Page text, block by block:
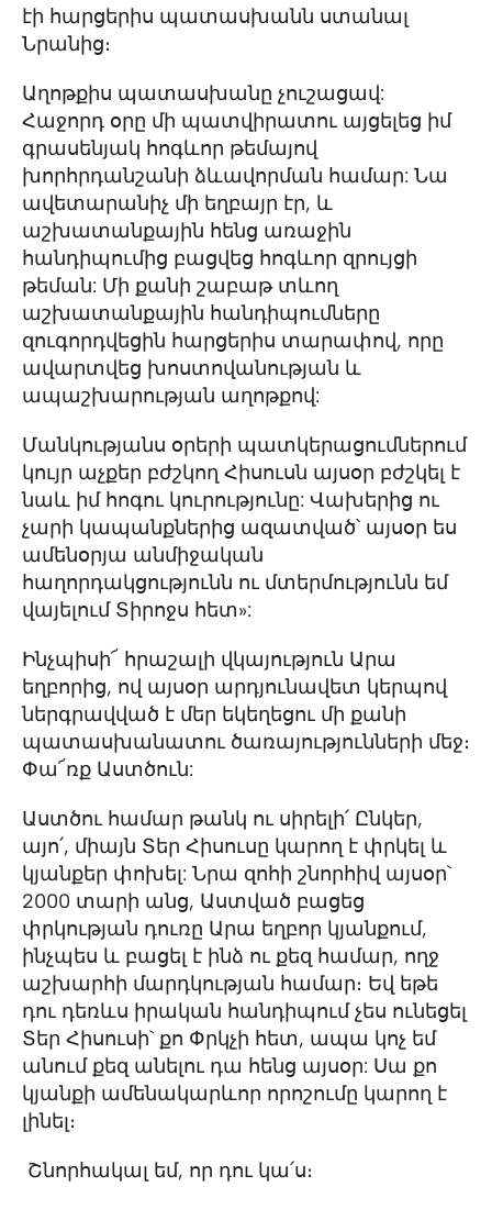
էի հարցերիս պատասխանն ստանալ
Նրանից։
Աղոթքիս պատասխանը չուշացավ:
Հաջորդ օրը մի պատվիրատու այցելեց իմ
գրասենյակ հոգևոր թեմայով
խորհրդանշանի ձևավորման համար: Նա
ավետարանիչ մի եղբայր էր, և
աշխատանքային հենց առաջին
հանդիպումից բացվեց հոգևոր զրույցի
թեման: Մի քանի շաբաթ տևող
աշխատանքային հանդիպումները
զուգորդվեցին հարցերիս տարափով, որը
ավարտվեց խոստովանության և
ապաշխարության աղոթքով:
Մանկությանս օրերի պատկերացումներում
կույր աչքեր բժշկող Հիսուսն այսօր բժշկել է
նաև իմ հոգու կուրությունը: Վախերից ու
չարի կապանքներից ազատված՝ այսօր ես
ամենօրյա անմիջական
հաղորդակցությունն ու մտերմությունն եմ
վայելում Տիրոջս հետ»:
Ինչպիսի՜ հրաշալի վկայություն Արա
եղբորից, ով այսօր արդյունավետ կերպով
ներգրավված է մեր եկեղեցու մի քանի
պատասխանատու ծառայությունների մեջ։
Փա՜ռք Աստծուն:
Աստծու համար թանկ ու սիրելի՛ Ընկեր,
այո՛, միայն Տեր Հիսուսը կարող է փրկել և
կյանքեր փոխել: Նրա զոհի շնորհիվ այսօր`
2000 տարի անց, Աստված բացեց
փրկության դուռը Արա եղբոր կյանքում,
ինչպես և բացել է ինձ ու քեզ համար, ողջ
աշխարհի մարդկության համար։ Եվ եթե
դու դեռևս իրական հանդիպում չես ունեցել
Տեր Հիսուսի` քո Փրկչի հետ, ապա կոչ եմ
անում քեզ անելու դա հենց այսօր: Սա քո
կյանքի ամենակարևոր որոշումը կարող է
լինել։
Շնորհակալ եմ, որ դու կա՛ս։